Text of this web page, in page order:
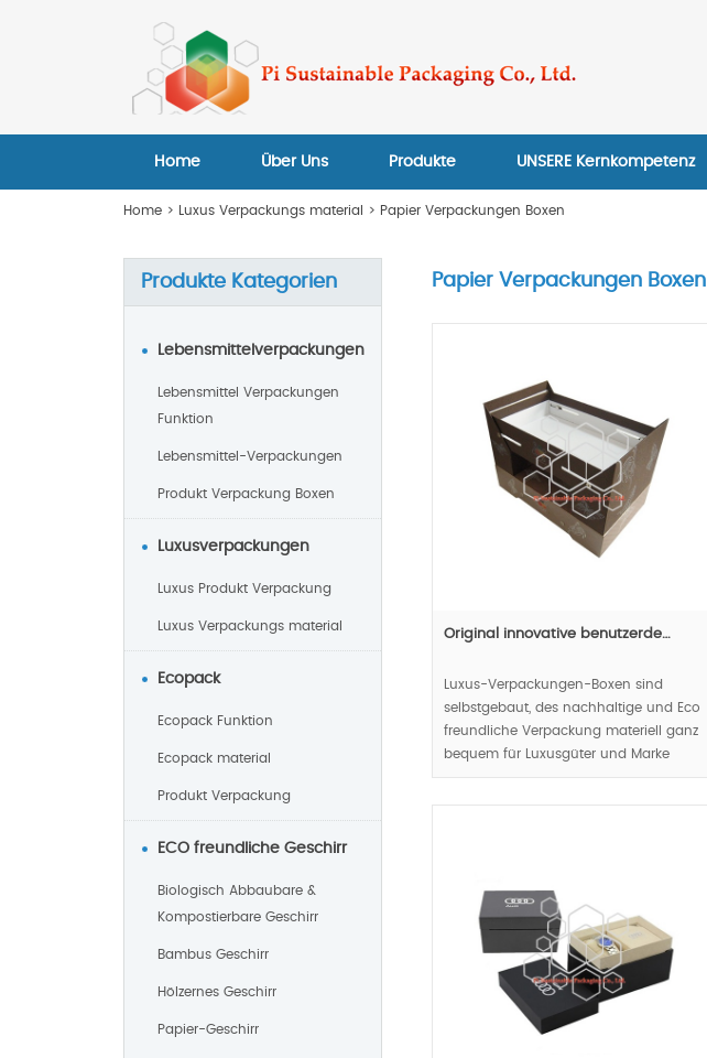
Home Über Uns Produkte UNSERE Kernkompetenz
Home > Luxus Verpackungs material > Papier Verpackungen Boxen
Papier Verpackungen Boxen
Original innovative benutzerde…
Luxus-Verpackungen-Boxen sind
selbstgebaut, des nachhaltige und Eco
freundliche Verpackung materiell ganz
bequem für Luxusgüter und Marke
Display benutzerfreundliche Konzept
MOQ:1000pcs.
Produkte Kategorien
Lebensmittelverpackungen
Lebensmittel Verpackungen
Funktion
Lebensmittel-Verpackungen
Produkt Verpackung Boxen
Luxusverpackungen
Luxus Produkt Verpackung
Luxus Verpackungs material
Ecopack
Ecopack Funktion
Ecopack material
Produkt Verpackung
ECO freundliche Geschirr
Biologisch Abbaubare &
Kompostierbare Geschirr
Bambus Geschirr
Hölzernes Geschirr
Papier-Geschirr